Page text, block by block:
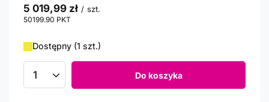
5 019,99 zł / szt.
50199.90 PKT
Dostępny (1 szt.)
Ilość produktów Do koszyka